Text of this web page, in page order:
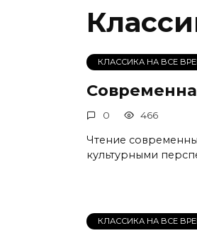
КЛАССИКА НА ВСЕ
0 466
Чтение
культурными
КЛАССИКА НА ВСЕ